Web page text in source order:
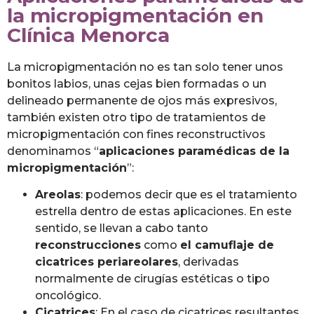
la micropigmentación en
Clínica Menorca
La micropigmentación no es tan solo tener unos
bonitos labios, unas cejas bien formadas o un
delineado permanente de ojos más expresivos,
también existen otro tipo de tratamientos de
micropigmentación con fines reconstructivos
denominamos “aplicaciones paramédicas de la
micropigmentación”:
Areolas: podemos decir que es el tratamiento
estrella dentro de estas aplicaciones. En este
sentido, se llevan a cabo tanto
reconstrucciones como el camuflaje de
cicatrices periareolares, derivadas
normalmente de cirugías estéticas o tipo
oncológico.